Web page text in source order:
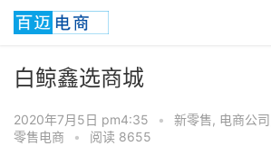
白鲸鑫选商城
2020年7月5日 pm4:35 • 新零售, 电商公司
零售电商
• 阅读 8655